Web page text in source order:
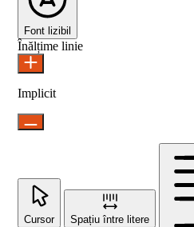
Font lizibil
Înălțime linie
Implicit
Cursor Spațiu între litere